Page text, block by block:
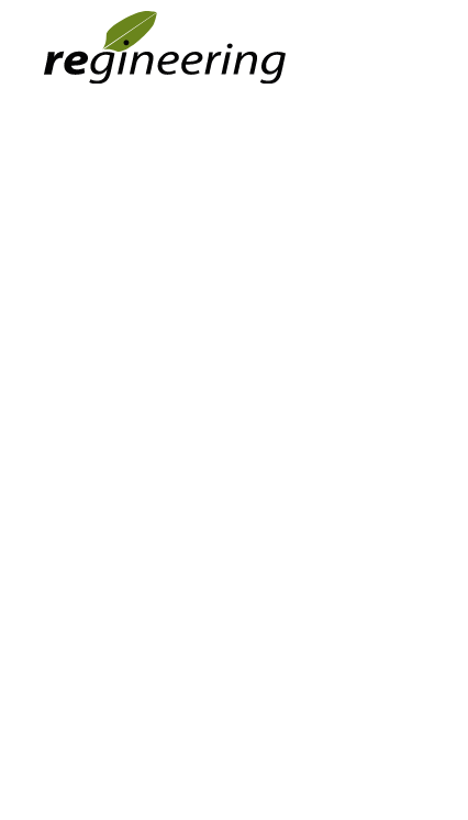
Skip to main content